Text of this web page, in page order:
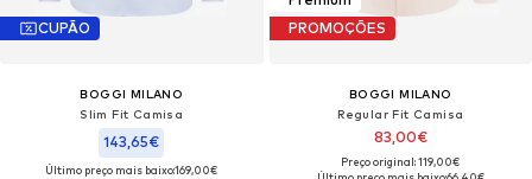
CUPÃO
BOGGI MILANO
Slim Fit Camisa
143,65€
Último preço mais baixo:169,00€
PROMOÇÕES
BOGGI MILANO
Regular Fit Camisa
83,00€
Preço original: 119,00€